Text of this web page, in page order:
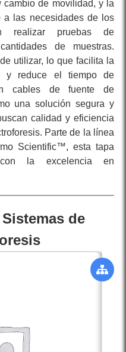
cambio de movilidad, y la
a las necesidades de los
realizar pruebas de
de muestras.
utilizar, lo que facilita la
y reduce el tiempo de
cables de fuente de
una solución segura y
calidad y eficiencia
Parte de la línea
Scientific™, esta tapa
la excelencia en
de